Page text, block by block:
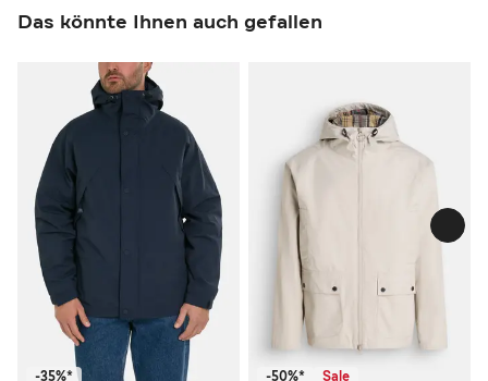
Das könnte Ihnen auch gefallen
-35%* -50%* Sale